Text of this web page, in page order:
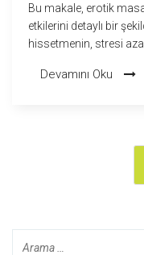
Bu makale, erotik
etkilerini detaylı bir
hissetmenin, stresi
içinde bilim ve kişisel
Devamını Oku